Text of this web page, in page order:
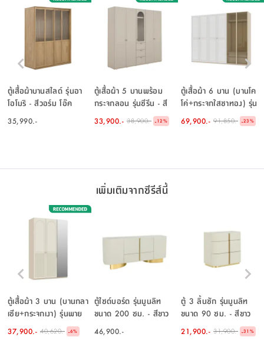
ตู้เสื้อผ้าบานสไลด์ รุ่นอา
โอโมริ - สีวอร์ม โอ๊ค
35,990.-
ตู้เสื้อผ้า 5 บานพร้อม
กระจกลอน รุ่นซีรีน - สี
เบจ
33,900.- 38,900.- -12%
ตู้เสื้อผ้า 6 บาน (บานโค
โค่+กระจกใสชาทอง) รุ่น
พาย ขนาด 300 ซม. - สี
เบจ
69,900.- 91,850.- -23%
เพิ่มเติมจากซีรีส์นี้
ตู้เสื้อผ้า 3 บาน (บานกลา
เซีย+กระจกเงา) รุ่นพาย
ขนาด 150 ซม. - สีเบจ
37,900.- 40,620.- -6%
ตู้ไซด์บอร์ด รุ่นมูนลิท
ขนาด 200 ซม. - สีขาว
งาช้าง
46,900.-
ตู้ 3 ลิ้นชัก รุ่นมูนลิท
ขนาด 90 ซม. - สีขาว
งาช้าง
21,900.- 31,900.- -31 %